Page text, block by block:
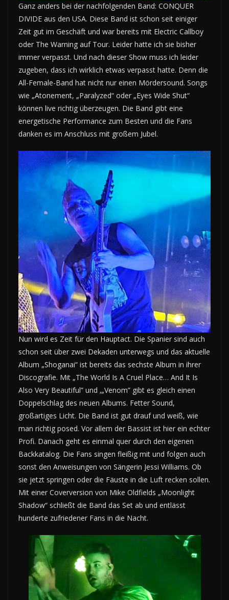
Ganz anders bei der nachfolgenden Band: CONQUER
DIVIDE aus den USA. Diese Band ist schon seit einiger
Zeit gut im Geschäft und war bereits mit Electric Callboy
oder The Warning auf Tour. Leider hatte ich sie bisher
immer verpasst. Und nach dieser Show muss ich leider
zugeben, dass ich wirklich etwas verpasst hatte. Denn die
All-Female-Band hat nicht nur einen Mördersound. Songs
wie „Atonement, „Paralyzed“ oder „Eyes Wide Shut“
können live richtig überzeugen. Die Band gibt eine
energetische Performance zum Besten und die Fans
danken es im Anschluss mit großem Jubel.
Nun wird es Zeit für den Hauptact. Die Spanier sind auch
schon seit über zwei Dekaden unterwegs und das aktuelle
Album „Shoganai“ ist bereits das sechste Album in ihrer
Discografie. Mit „The World Is A Cruel Place… And It Is
Also Very Beautiful” und ‚„Venom” gibt es gleich einen
Doppelschlag des neuen Albums. Fetter Sound,
großartiges Licht. Die Band ist gut drauf und weiß, wie
man richtig posed. Vor allem der Bassist ist hier ein echter
Profi. Danach geht es einmal quer durch den eigenen
Backkatalog. Die Fans singen fleißig mit und folgen auch
sonst den Anweisungen von Sängerin Jessi Williams. Ob
sie jetzt springen oder die Fäuste in die Luft recken sollen.
Mit einer Coverversion von Mike Oldfields „Moonlight
Shadow“ schließt die Band das Set ab und entlässt
hunderte zufriedener Fans in die Nacht.